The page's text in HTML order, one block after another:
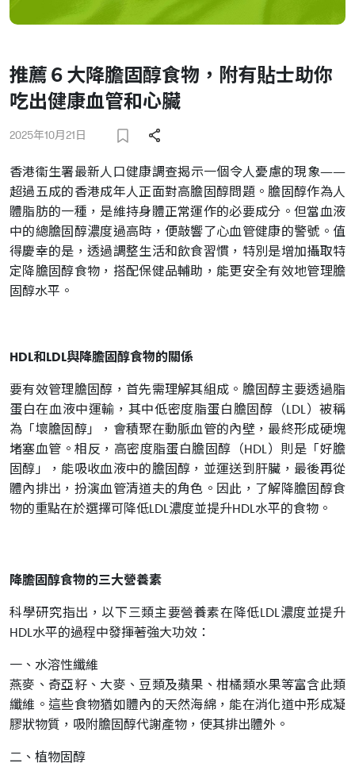
推薦６大降膽固醇食物，附有貼士助你
吃出健康血管和心臟
2025年10月21日
香港衞生署最新人口健康調查揭示一個令人憂慮的現象——
超過五成的香港成年人正面對高膽固醇問題。膽固醇作為人
體脂肪的一種，是維持身體正常運作的必要成分。但當血液
中的總膽固醇濃度過高時，便敲響了心血管健康的警號。值
得慶幸的是，透過調整生活和飲食習慣，特別是增加攝取特
定降膽固醇食物，搭配保健品輔助，能更安全有效地管理膽
固醇水平。
HDL和LDL與降膽固醇食物的關係
要有效管理膽固醇，首先需理解其組成。膽固醇主要透過脂
蛋白在血液中運輸，其中低密度脂蛋白膽固醇（LDL）被稱
為「壞膽固醇」，會積聚在動脈血管的內壁，最終形成硬塊
堵塞血管。相反，高密度脂蛋白膽固醇（HDL）則是「好膽
固醇」，能吸收血液中的膽固醇，並運送到肝臟，最後再從
體內排出，扮演血管清道夫的角色。因此，了解降膽固醇食
物的重點在於選擇可降低LDL濃度並提升HDL水平的食物。
降膽固醇食物的三大營養素
科學研究指出，以下三類主要營養素在降低LDL濃度並提升
HDL水平的過程中發揮著強大功效：
一、水溶性纖維
燕麥、奇亞籽、大麥、豆類及蘋果、柑橘類水果等富含此類
纖維。這些食物猶如體內的天然海綿，能在消化道中形成凝
膠狀物質，吸附膽固醇代謝產物，使其排出體外。
二、植物固醇